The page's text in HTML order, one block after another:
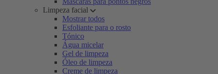
Limpeza facial
Mostrar todos
Esfoliante para o rosto
Tónico
Água micelar
Gel de limpeza
Óleo de limpeza
Creme de limpeza